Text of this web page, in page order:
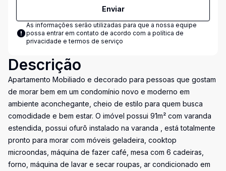
Enviar
As informações serão utilizadas para que a nossa equipe
possa entrar em contato de acordo com a política de
privacidade e termos de serviço
Descrição
Apartamento Mobiliado e decorado para pessoas que gostam
de morar bem em um condomínio novo e moderno em
ambiente aconchegante, cheio de estilo para quem busca
comodidade e bem estar. O imóvel possui 91m² com varanda
estendida, possui ofurô instalado na varanda , está totalmente
pronto para morar com móveis geladeira, cooktop
microondas, máquina de fazer café, mesa com 6 cadeiras,
forno, máquina de lavar e secar roupas, ar condicionado em